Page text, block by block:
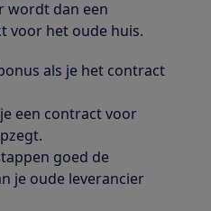
wordt dan een
voor het oude huis.
als je het contract
een contract voor
goed de
je oude leverancier